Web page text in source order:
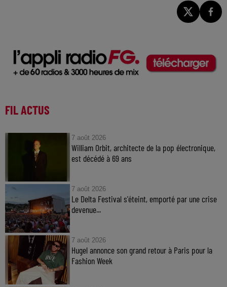
FIL ACTUS
7 août 2026
William Orbit, architecte de la pop électronique,
est décédé à 69 ans
7 août 2026
Le Delta Festival s'éteint, emporté par une crise
devenue...
7 août 2026
Hugel annonce son grand retour à Paris pour la
Fashion Week